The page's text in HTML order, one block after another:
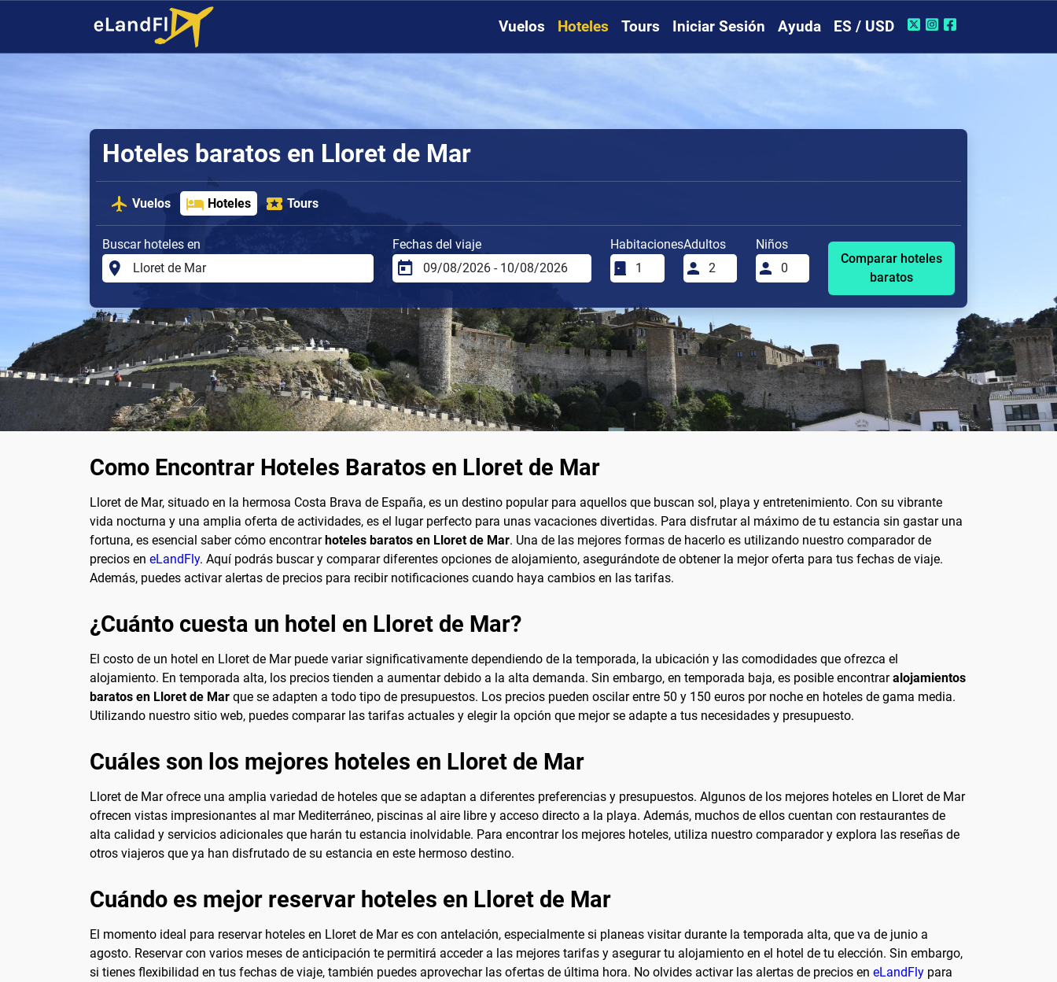
Vuelos Hoteles Tours Iniciar Sesión Ayuda ES / USD
Hoteles baratos en Lloret de Mar
Vuelos Hoteles Tours
Buscar hoteles en Fechas del viaje HabitacionesAdultos
Niños
Comparar hoteles
baratos
Como Encontrar Hoteles Baratos en Lloret de Mar
Lloret de Mar, situado en la hermosa Costa Brava de España, es un destino popular para aquellos que buscan sol, playa y entretenimiento. Con su vibrante
vida nocturna y una amplia oferta de actividades, es el lugar perfecto para unas vacaciones divertidas. Para disfrutar al máximo de tu estancia sin gastar una
fortuna, es esencial saber cómo encontrar hoteles baratos en Lloret de Mar. Una de las mejores formas de hacerlo es utilizando nuestro comparador de
precios en eLandFly. Aquí podrás buscar y comparar diferentes opciones de alojamiento, asegurándote de obtener la mejor oferta para tus fechas de viaje.
Además, puedes activar alertas de precios para recibir notificaciones cuando haya cambios en las tarifas.
¿Cuánto cuesta un hotel en Lloret de Mar?
El costo de un hotel en Lloret de Mar puede variar significativamente dependiendo de la temporada, la ubicación y las comodidades que ofrezca el
alojamiento. En temporada alta, los precios tienden a aumentar debido a la alta demanda. Sin embargo, en temporada baja, es posible encontraralojamientos
baratos en Lloret de Mar que se adapten a todo tipo de presupuestos. Los precios pueden oscilar entre 50 y 150 euros por noche en hoteles de gama media.
Utilizando nuestro sitio web, puedes comparar las tarifas actuales y elegir la opción que mejor se adapte a tus necesidades y presupuesto.
Cuáles son los mejores hoteles en Lloret de Mar
Lloret de Mar ofrece una amplia variedad de hoteles que se adaptan a diferentes preferencias y presupuestos. Algunos de los mejores hoteles en Lloret de Mar
ofrecen vistas impresionantes al mar Mediterráneo, piscinas al aire libre y acceso directo a la playa. Además, muchos de ellos cuentan con restaurantes de
alta calidad y servicios adicionales que harán tu estancia inolvidable. Para encontrar los mejores hoteles, utiliza nuestro comparador y explora las reseñas de
otros viajeros que ya han disfrutado de su estancia en este hermoso destino.
Cuándo es mejor reservar hoteles en Lloret de Mar
El momento ideal para reservar hoteles en Lloret de Mar es con antelación, especialmente si planeas visitar durante la temporada alta, que va de junio a
agosto. Reservar con varios meses de anticipación te permitirá acceder a las mejores tarifas y asegurar tu alojamiento en el hotel de tu elección. Sin embargo,
si tienes flexibilidad en tus fechas de viaje, también puedes aprovechar las ofertas de última hora. No olvides activar las alertas de precios en eLandFly para